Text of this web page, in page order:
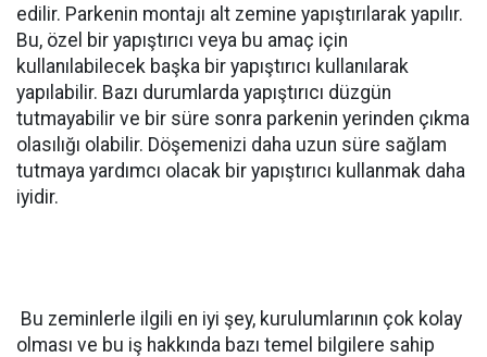
edilir. Parkenin montajı alt zemine yapıştırılarak yapılır.
Bu, özel bir yapıştırıcı veya bu amaç için
kullanılabilecek başka bir yapıştırıcı kullanılarak
yapılabilir. Bazı durumlarda yapıştırıcı düzgün
tutmayabilir ve bir süre sonra parkenin yerinden çıkma
olasılığı olabilir. Döşemenizi daha uzun süre sağlam
tutmaya yardımcı olacak bir yapıştırıcı kullanmak daha
iyidir.
Bu zeminlerle ilgili en iyi şey, kurulumlarının çok kolay
olması ve bu iş hakkında bazı temel bilgilere sahip